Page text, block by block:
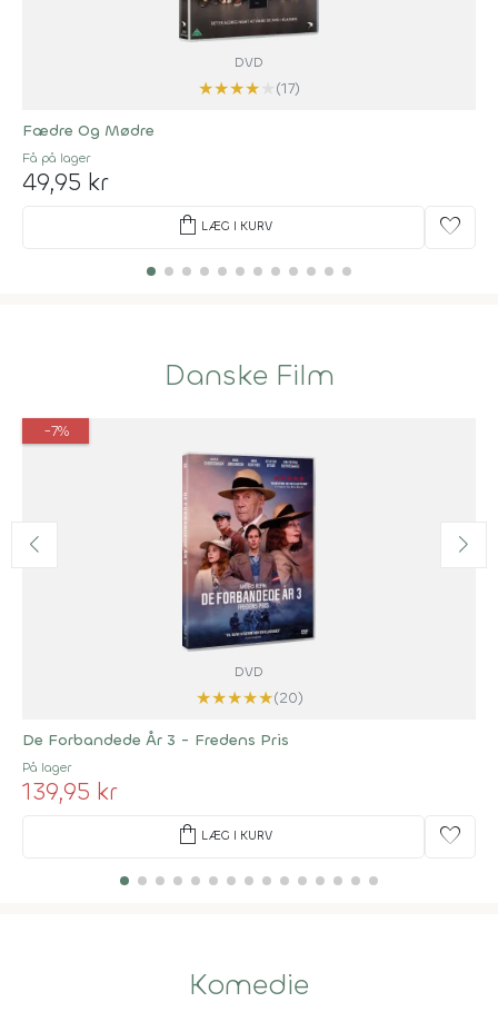
DVD
★★★★
(17)
Fædre Og Mødre
Få på lager
49,95 kr
shopping_bag LÆG I KURV favorite
Danske Film
-7%
DVD
★★★★★(20)
De Forbandede År 3 - Fredens Pris
På lager
139,95 kr
shopping_bag LÆG I KURV favorite
Komedie